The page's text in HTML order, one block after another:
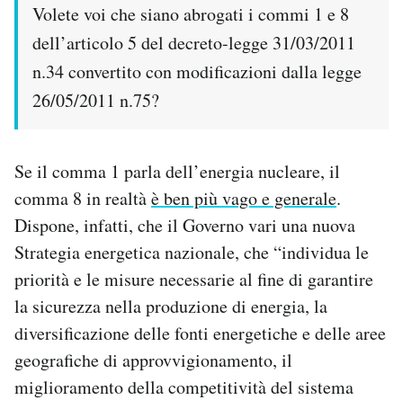
Volete voi che siano abrogati i commi 1 e 8
dell’articolo 5 del decreto-legge 31/03/2011
n.34 convertito con modificazioni dalla legge
26/05/2011 n.75?
Se il comma 1 parla dell’energia nucleare, il
comma 8 in realtàè ben più vago e generale.
Dispone, infatti, che il Governo vari una nuova
Strategia energetica nazionale, che “individua le
priorità e le misure necessarie al fine di garantire
la sicurezza nella produzione di energia, la
diversificazione delle fonti energetiche e delle aree
geografiche di approvvigionamento, il
miglioramento della competitività del sistema